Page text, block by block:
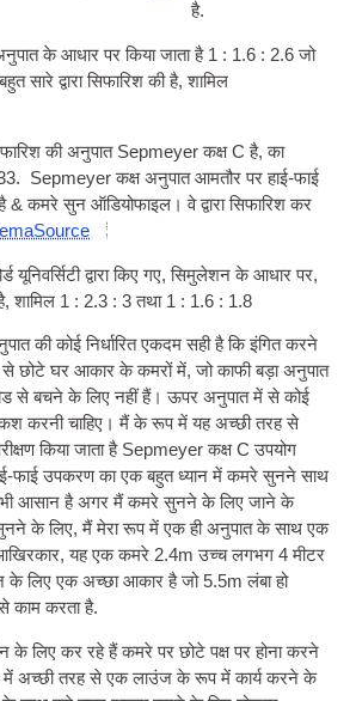
है.
के आधार पर किया जाता है 1 : 1.6 : 2.6 जो
सारे द्वारा सिफारिश की है, शामिल
की अनुपात Sepmeyer कक्ष C है, का
Sepmeyer कक्ष अनुपात आमतौर पर हाई-फाई
& कमरे सुन ऑडियोफाइल। वे द्वारा सिफारिश कर
यूनिवर्सिटी द्वारा किए गए, सिमुलेशन के आधार पर,
शामिल 1 : 2.3 : 3 तथा 1 : 1.6 : 1.8
की कोई निर्धारित एकदम सही है कि इंगित करने
छोटे घर आकार के कमरों में, जो काफी बड़ा अनुपात
से बचने के लिए नहीं हैं। ऊपर अनुपात में से कोई
करनी चाहिए। मैं के रूप में यह अच्छी तरह से
किया जाता है Sepmeyer कक्ष C उपयोग
फाई उपकरण का एक बहुत ध्यान में कमरे सुनने साथ
भी आसान है अगर मैं कमरे सुनने के लिए जाने के
के लिए, मैं मेरा रूप में एक ही अनुपात के साथ एक
यह एक कमरे 2.4m उच्च लगभग 4 मीटर
के लिए एक अच्छा आकार है जो 5.5m लंबा हो
काम करता है.
के लिए कर रहे हैं कमरे पर छोटे पक्ष पर होना करने
अच्छी तरह से एक लाउंज के रूप में कार्य करने के